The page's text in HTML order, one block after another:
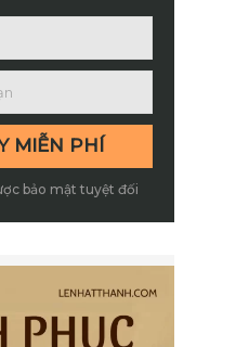
bảo mật tuyệt đối